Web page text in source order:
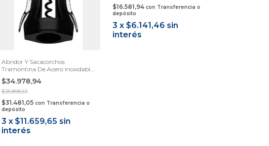
Abridor Y Sacacorchos
Tramontina De Acero Inoxidable
Negro
$34.978,94
$35.898,53
$31.481,05 con Transferencia o
depósito
3 x $11.659,65 sin
interés
$16.581,94 con Transferencia o
depósito
3 x $6.141,46 sin
interés